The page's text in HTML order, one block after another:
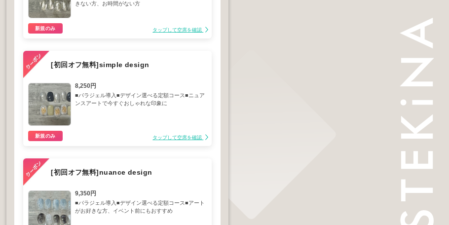
きない方、お時間がない方
新規のみ タップして空席を確認
[初回オフ無料]simple design
8,250円
■パラジェル導入■デザイン選べる定額コース■ニュア
ンスアートで今すぐおしゃれな印象に
新規のみ タップして空席を確認
[初回オフ無料]nuance design
9,350円
■パラジェル導入■デザイン選べる定額コース■アート
がお好きな方、イベント前にもおすすめ